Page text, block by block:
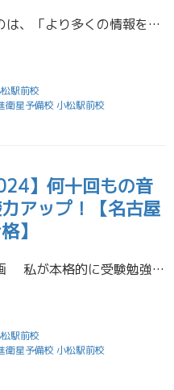
受験のうえで大切なのは、「より多くの情報をより早く手に入れる」ことだと思います。私は、大学のホームページを定期的に欠かさずチェックしたり、東進で、過去に同じ受験方法で合格した先輩の例を聞いたりして、情報を得ていました。特 […]
駅前校
衛星予備校 小松駅前校
】何十回もの音
アップ！【名古屋
】
合格インタビュー動画 私が本格的に受験勉強を始めたのは、高２の6月頃です。当時、私の成績は第一志望を目指せる状態ではなく、東進の担任の先生と何度も相談し、このままではいけないと思って部活を辞め、受験勉強に注力しようと決 […]
駅前校
衛星予備校 小松駅前校